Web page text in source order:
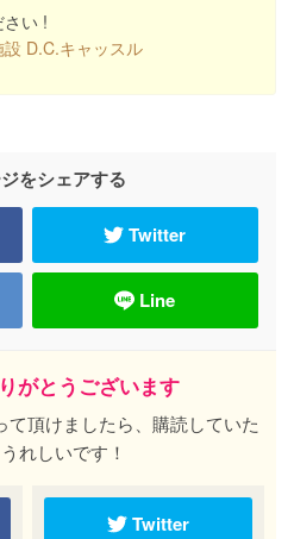
い !
D.C.キャッスル
をシェアする
Twitter
Line
がとうございます
て頂けましたら、購読していた
れしいです！
Twitter